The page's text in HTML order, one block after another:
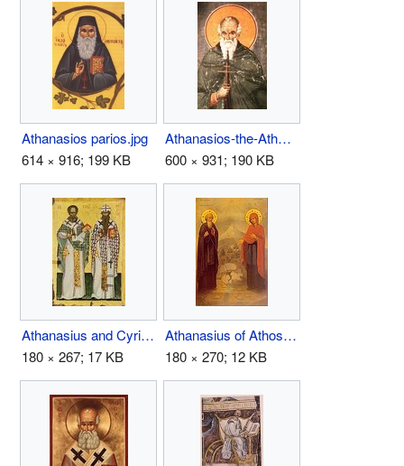
Athanasios parios.jpg
614 × 916; 199 KB
Athanasios-the-Athonite.jpg
600 × 931; 190 KB
Athanasius and Cyril.jpg
180 × 267; 17 KB
Athanasius of Athos.jpg
180 × 270; 12 KB